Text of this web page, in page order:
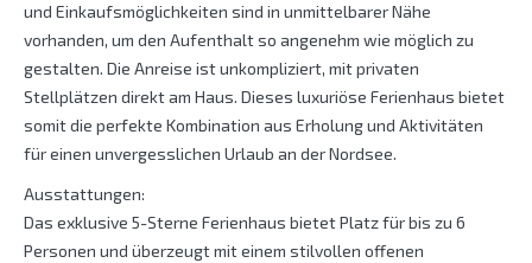
und Einkaufsmöglichkeiten sind in unmittelbarer Nähe
vorhanden, um den Aufenthalt so angenehm wie möglich zu
gestalten. Die Anreise ist unkompliziert, mit privaten
Stellplätzen direkt am Haus. Dieses luxuriöse Ferienhaus bietet
somit die perfekte Kombination aus Erholung und Aktivitäten
für einen unvergesslichen Urlaub an der Nordsee.
Ausstattungen:
Das exklusive 5-Sterne Ferienhaus bietet Platz für bis zu 6
Personen und überzeugt mit einem stilvollen offenen